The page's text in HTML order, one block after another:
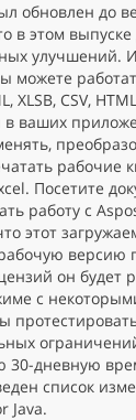
обновлен до
в этом выпуске
улучшений.
можете
CSV,
ваших
рабочие
Посетите
работу с
этот
версию
он будет
с
30-дневную
список
Java.